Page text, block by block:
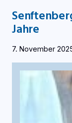
Jahre
7. November